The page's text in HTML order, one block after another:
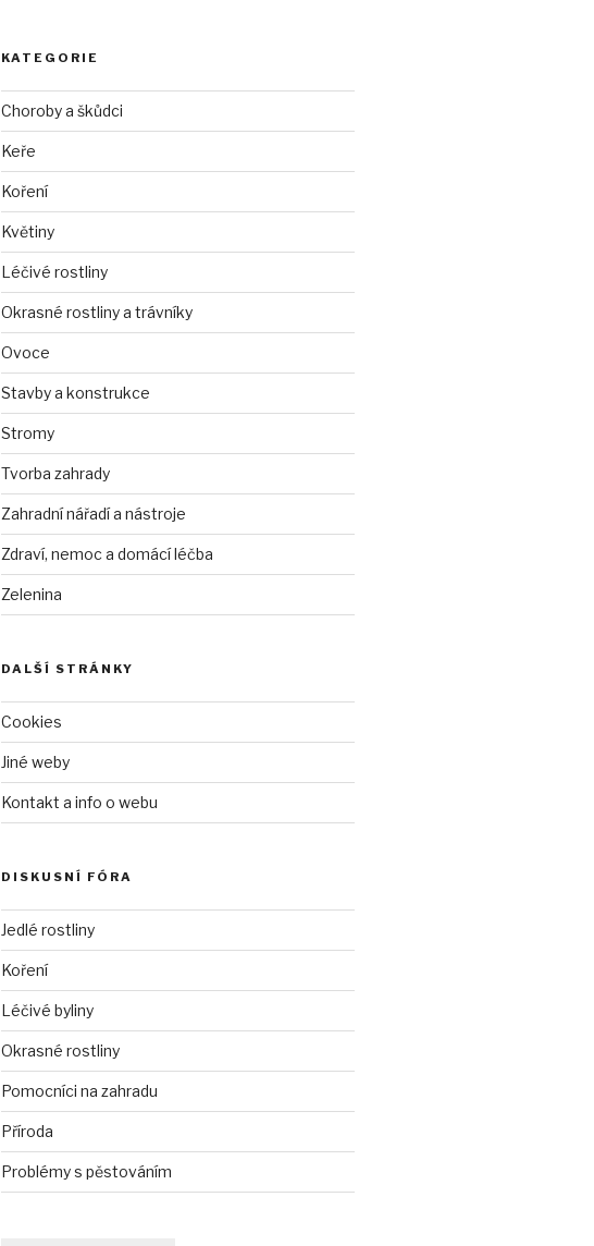
KATEGORIE
Choroby a škůdci
Keře
Koření
Květiny
Léčivé rostliny
Okrasné rostliny a trávníky
Ovoce
Stavby a konstrukce
Stromy
Tvorba zahrady
Zahradní nářadí a nástroje
Zdraví, nemoc a domácí léčba
Zelenina
DALŠÍ STRÁNKY
Cookies
Jiné weby
Kontakt a info o webu
DISKUSNÍ FÓRA
Jedlé rostliny
Koření
Léčivé byliny
Okrasné rostliny
Pomocníci na zahradu
Příroda
Problémy s pěstováním